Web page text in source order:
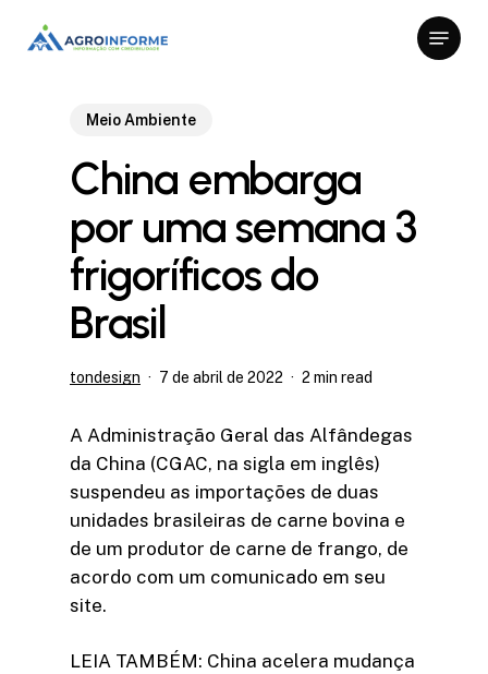
Menu
Meio Ambiente
China embarga
por uma semana 3
frigoríficos do
Brasil
tondesign 7 de abril de 2022 2 min read
A Administração Geral das Alfândegas
da China (CGAC, na sigla em inglês)
suspendeu as importações de duas
unidades brasileiras de carne bovina e
de um produtor de carne de frango, de
acordo com um comunicado em seu
site.
LEIA TAMBÉM: China acelera mudança